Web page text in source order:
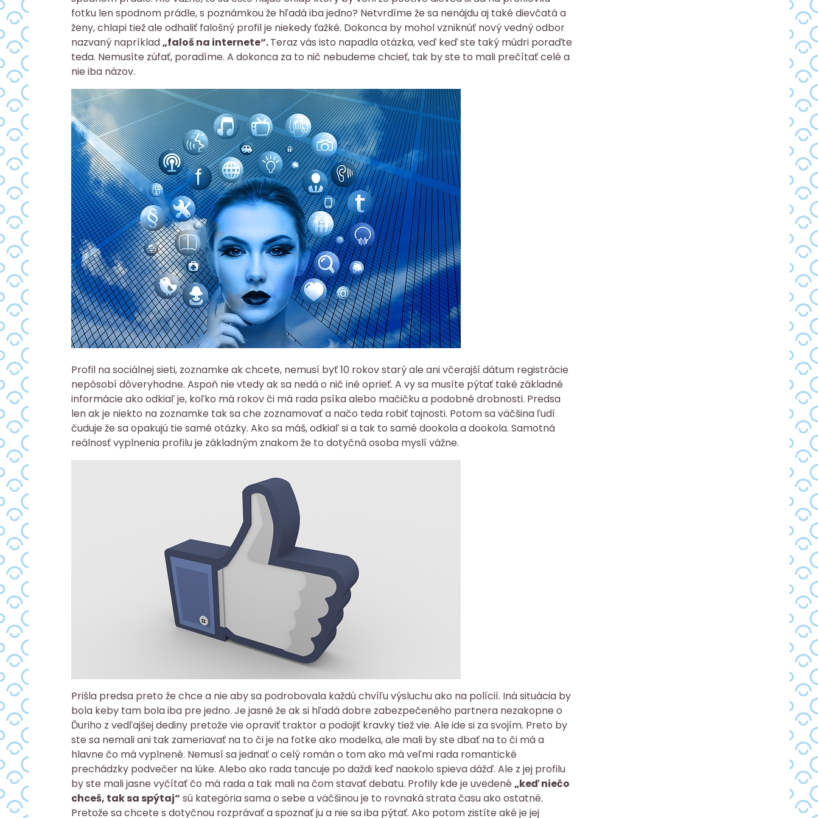
fotku len spodnom prádle, s poznámkou že hľadá iba jedno? Netvrdíme že sa nenájdu aj také dievčatá a
ženy, chlapi tiež ale odhaliť falošný profil je niekedy ťažké. Dokonca by mohol vzniknúť nový vedný odbor
nazvaný napríklad„faloš na internete“.Teraz vás isto napadla otázka, veď keď ste taký múdri poraďte
teda. Nemusíte zúfať, poradíme. A dokonca za to nič nebudeme chcieť, tak by ste to mali prečítať celé a
nie iba názov.
Profil na sociálnej sieti, zoznamke ak chcete, nemusí byť 10 rokov starý ale ani včerajší dátum registrácie
nepôsobí dôveryhodne. Aspoň nie vtedy ak sa nedá o nič iné oprieť. A vy sa musíte pýtať také základné
informácie ako odkiaľ je, koľko má rokov či má rada psíka alebo mačičku a podobné drobnosti. Predsa
len ak je niekto na zoznamke tak sa che zoznamovať a načo teda robiť tajnosti. Potom sa väčšina ľudí
čuduje že sa opakujú tie samé otázky. Ako sa máš, odkiaľ si a tak to samé dookola a dookola. Samotná
reálnosť vyplnenia profilu je základným znakom že to dotyčná osoba myslí vážne.
Prišla predsa preto že chce a nie aby sa podrobovala každú chvíľu výsluchu ako na polícií. Iná situácia by
bola keby tam bola iba pre jedno. Je jasné že ak si hľadá dobre zabezpečeného partnera nezakopne o
Ďuriho z vedľajšej dediny pretože vie opraviť traktor a podojiť kravky tiež vie. Ale ide si za svojím. Preto by
ste sa nemali ani tak zameriavať na to či je na fotke ako modelka, ale mali by ste dbať na to či má a
hlavne čo má vyplnené. Nemusí sa jednať o celý román o tom ako má veľmi rada romantické
prechádzky podvečer na lúke. Alebo ako rada tancuje po daždi keď naokolo spieva dážď. Ale z jej profilu
by ste mali jasne vyčítať čo má rada a tak mali na čom stavať debatu. Profily kde je uvedené „keď niečo
chceš, tak sa spýtaj“ sú kategória sama o sebe a väčšinou je to rovnaká strata času ako ostatné.
Pretože sa chcete s dotyčnou rozprávať a spoznať ju a nie sa iba pýtať. Ako potom zistíte aké je jej